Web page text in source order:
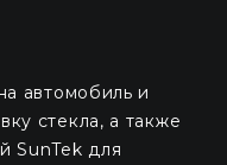
автомобиль и
стекла, а также
SunTek для